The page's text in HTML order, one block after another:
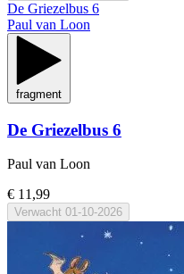
De Griezelbus 6
Paul van Loon
fragment
De Griezelbus 6
Paul van Loon
€ 11,99
Verwacht 01-10-2026